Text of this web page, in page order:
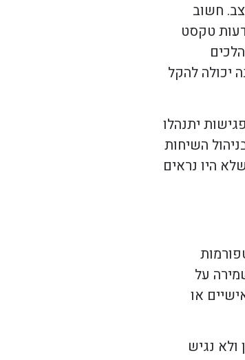
חשוב
טקסט
יכולה להקל
יתנהלו
השיחות
היו נראים
על
או
נגיש